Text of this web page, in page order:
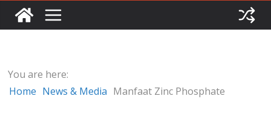
You are here:
Home News & Media Manfaat Zinc Phosphate